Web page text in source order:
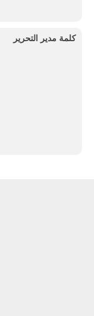
كلمة مدير التحرير